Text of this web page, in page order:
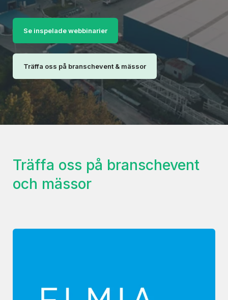
Se inspelade webbinarier
Träffa oss på branschevent & mässor
Träffa oss på branschevent
och mässor